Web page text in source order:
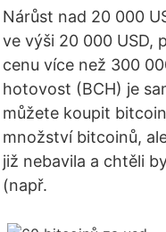
Nárůst nad 20 000
ve výši 20 000 USD,
cenu více než 300
hotovost (BCH) je
můžete koupit
množství bitcoinů,
již nebavila a chtěli
(např.